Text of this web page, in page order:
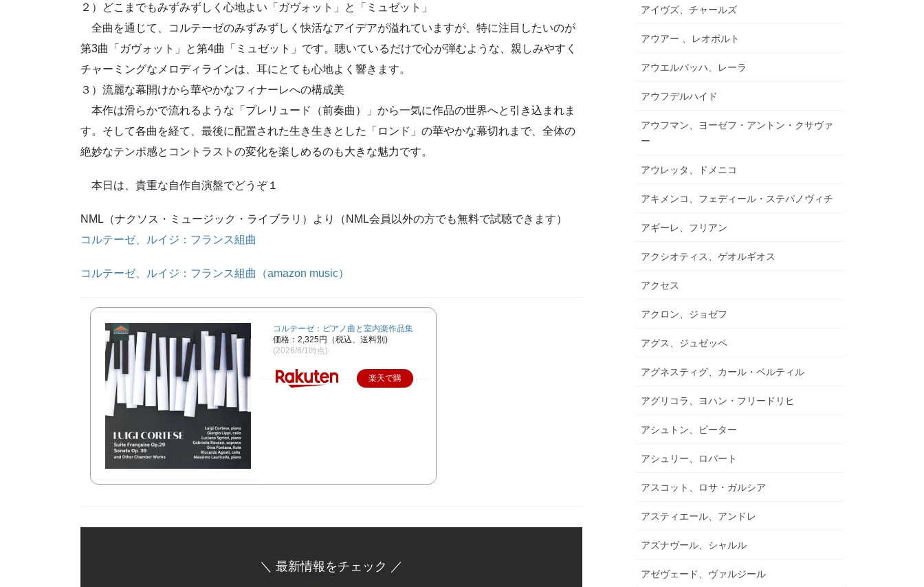
２）どこまでもみずみずしく心地よい「ガヴォット」と「ミュゼット」
全曲を通じて、コルテーゼのみずみずしく快活なアイデアが溢れていますが、特に注目したいのが
第3曲「ガヴォット」と第4曲「ミュゼット」です。聴いているだけで心が弾むような、親しみやすく
チャーミングなメロディラインは、耳にとても心地よく響きます。
３）流麗な幕開けから華やかなフィナーレへの構成美
本作は滑らかで流れるような「プレリュード（前奏曲）」から一気に作品の世界へと引き込まれま
す。そして各曲を経て、最後に配置された生き生きとした「ロンド」の華やかな幕切れまで、全体の
絶妙なテンポ感とコントラストの変化を楽しめるのも大きな魅力です。
本日は、貴重な自作自演盤でどうぞ１
NML（ナクソス・ミュージック・ライブラリ）より（NML会員以外の方でも無料で試聴できます）
コルテーゼ、ルイジ：フランス組曲
コルテーゼ、ルイジ：フランス組曲（amazon music）
コルテーゼ：ピアノ曲と室内楽作品集
価格：2,325円（税込、送料別)
(2026/6/1時点)
楽天で購
＼ 最新情報をチェック ／
アイヴズ、チャールズ
アウアー 、レオポルト
アウエルバッハ、レーラ
アウフデルハイド
アウフマン、ヨーゼフ・アントン・クサヴァ
ー
アウレッタ、ドメニコ
アキメンコ、フェディール・ステパノヴィチ
アギーレ、フリアン
アクシオティス、ゲオルギオス
アクセス
アクロン、ジョゼフ
アグス、ジュゼッペ
アグネスティグ、カール・ベルティル
アグリコラ、ヨハン・フリードリヒ
アシュトン、ピーター
アシュリー、ロバート
アスコット、ロサ・ガルシア
アスティエール、アンドレ
アズナヴール、シャルル
アゼヴェード、ヴァルジール